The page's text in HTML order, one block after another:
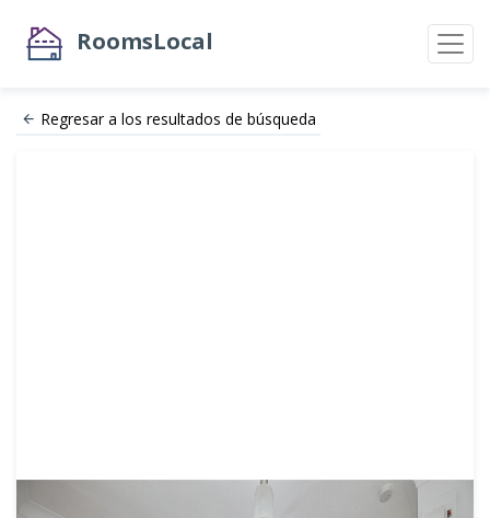
RoomsLocal
Regresar a los resultados de búsqueda